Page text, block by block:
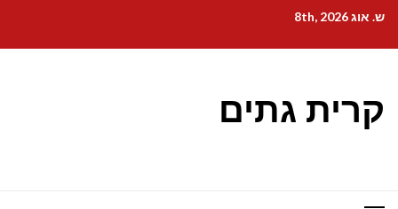
content
ש. אוג 8th, 2026
קרית גתים